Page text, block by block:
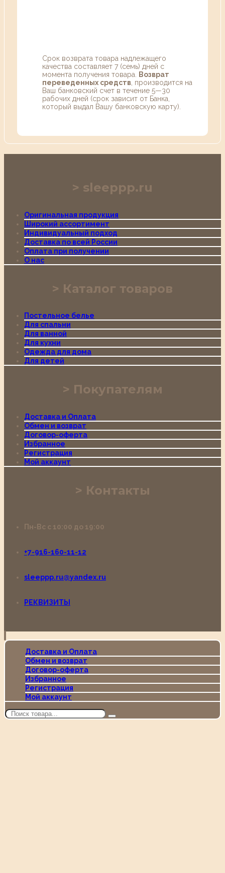
Срок возврата товара надлежащего
качества составляет 7 (семь) дней с
момента получения товара.
Возврат
переведенных средств , производится на
Ваш банковский счет в течение 5—30
рабочих дней (срок зависит от Банка,
который выдал Вашу банковскую карту).
sleeppp.ru
Оригинальная продукция
Широкий ассортимент
Индивидуальный подход
Доставка по всей России
Оплата при получении
О нас
Каталог товаров
Постельное белье
Для спальни
Для ванной
Для кухни
Одежда для дома
Для детей
Покупателям
Доставка и Оплата
Обмен и возврат
Договор-оферта
Избранное
Регистрация
Мой аккаунт
Контакты
Пн-Вс с 10:00 до 19:00
+7-916-160-11-12
sleeppp.ru@yandex.ru
РЕКВИЗИТЫ
Доставка и Оплата
Обмен и возврат
Договор-оферта
Избранное
Регистрация
Мой аккаунт